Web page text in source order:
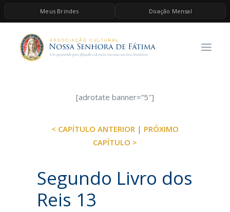
Meus Brindes Doação Mensal
HOME
A ASSOCIAÇÃO
ESPIRITUALIDADE
BRINDES
[adrotate banner=”5″]
< CAPÍTULO ANTERIOR | PRÓXIMO
CAPÍTULO >
Segundo Livro dos
Reis 13